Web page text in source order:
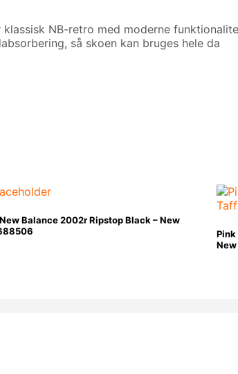
NB-retro med moderne
så skoen kan bruges hele da
Balance 2002r Ripstop Black – New
Pink